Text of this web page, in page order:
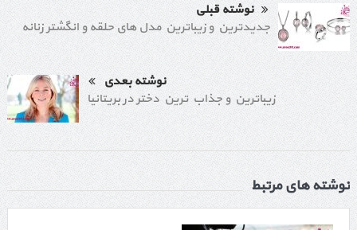
نوشته قبلی
جدیدترین و زیباترین مدل های حلقه و انگشتر زنانه
نوشته بعدی
زیباترین و جذاب ترین دختر در بریتانیا
نوشته های مرتبط